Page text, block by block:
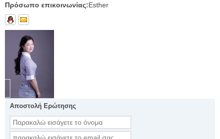
Πρόσωπο επικοινωνίας:Esther
Αποστολή Ερώτησης